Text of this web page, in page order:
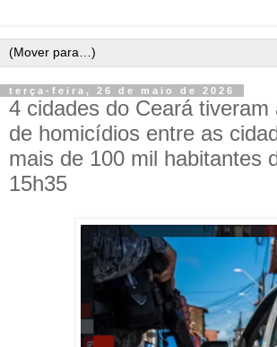
terça-feira, 26 de maio de 2026
4 cidades do Ceará tiveram
de homicídios entre as
mais de 100 mil habitantes
15h35